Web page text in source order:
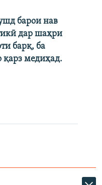
барои нав
дар шаҳри
барқ, ба
қарз медиҳад.